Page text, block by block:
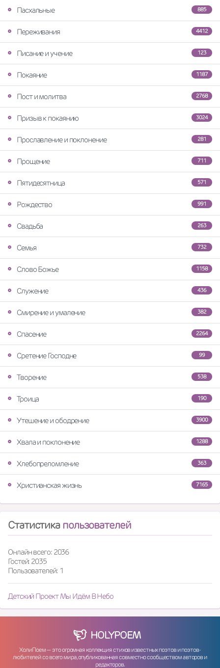
885
Пасхальные
4412
Переживания
123
Писание и учение
1187
Покаяние
2768
Пост и молитва
3024
Призыв к покаянию
281
Прославление и поклонение
711
Прощение
571
Пятидесятница
991
Рождество
263
Свадьба
732
Семья
1158
Слово Божье
436
Служение
382
Смирение и умаление
2264
Спасение
99
Сретение Господне
538
Творение
190
Троица
3900
Утешение и ободрение
1288
Хвала и поклонение
363
Хлебопреломление
7165
Христианская жизнь
Статистика пользователей
Онлайн всего: 2036
Гостей: 2035
Пользователей: 1
Детский Проект Мы Идём В Небо
HOLYPOEM
ХолиПоем — это огромная коллекция стихов известных поэтов и поэтов-
любителей со всего мира, опубликованная совместно сообществом авторов и
редакторов.